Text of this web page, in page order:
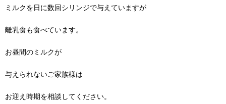
ミルクを日に数回シリンジで与えていますが
離乳食も食べています。
お昼間のミルクが
与えられないご家族様は
お迎え時期を相談してください。